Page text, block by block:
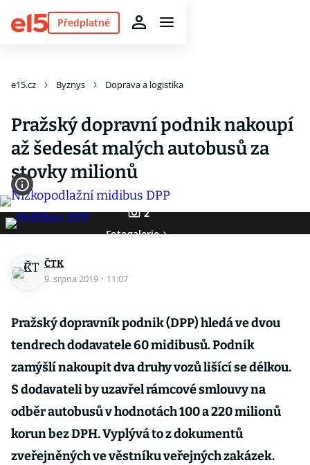
Předplatné
e15.cz Byznys Doprava a logistika
Pražský dopravní podnik nakoupí
až šedesát malých autobusů za
stovky milionů
2
Fotogalerie
ČTK
9. srpna 2019 · 11:07
Pražský dopravník podnik (DPP) hledá ve dvou
tendrech dodavatele 60 midibusů. Podnik
zamýšlí nakoupit dva druhy vozů lišící se délkou.
S dodavateli by uzavřel rámcové smlouvy na
odběr autobusů v hodnotách 100 a 220 milionů
korun bez DPH. Vyplývá to z dokumentů
zveřejněných ve věstníku veřejných zakázek.